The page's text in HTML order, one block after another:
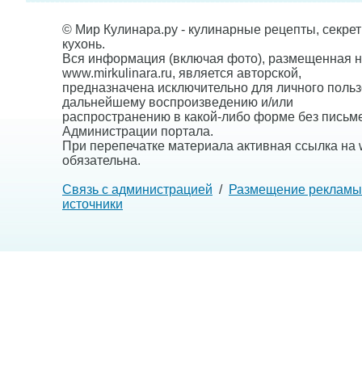
© Мир Кулинара.ру - кулинарные рецепты,
кухонь.
Вся информация (включая фото), размещенная
www.mirkulinara.ru, является авторской,
предназначена исключительно для личного
дальнейшему воспроизведению и/или
распространению в какой-либо форме без
Администрации портала.
При перепечатке материала активная ссылка на
обязательна.
Связь с администрацией / Размещение рекламы
источники